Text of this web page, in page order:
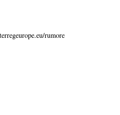
rumore